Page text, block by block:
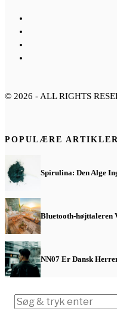
© 2026 - ALL RIGHTS
POPULÆRE
Spirulina: Den Alge
Bluetooth-højttaleren
NN07 Er Dansk